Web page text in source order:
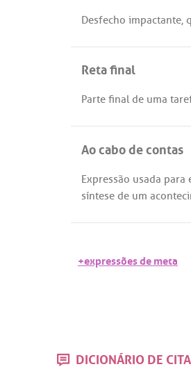
Desfecho impactante,
Reta final
Parte final de uma
Ao cabo de contas
Expressão usada para
síntese de um
+expressões de meta
DICIONÁRIO DE